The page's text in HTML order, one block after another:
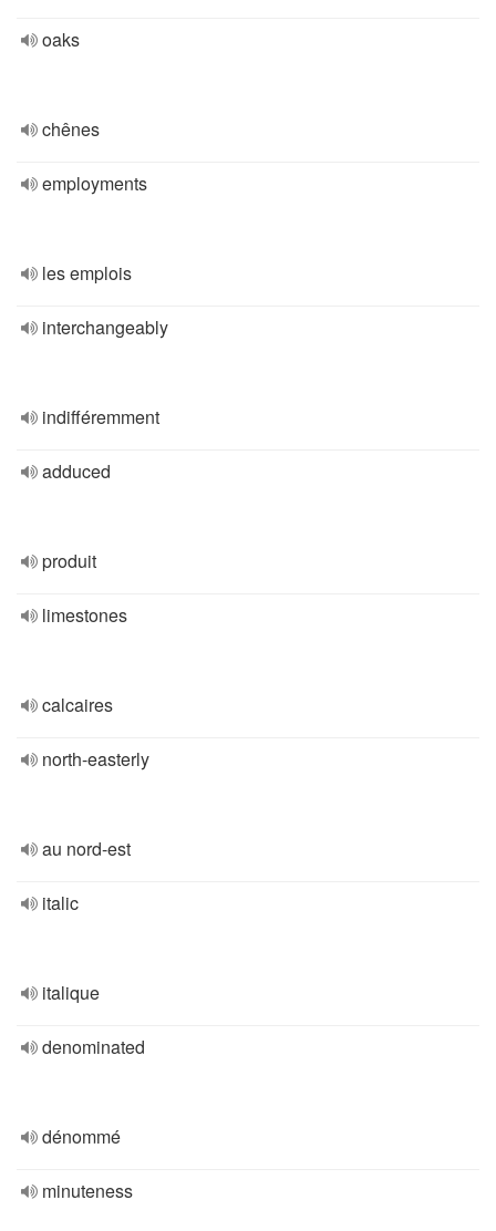
oaks
chênes
employments
les emplois
interchangeably
indifféremment
adduced
produit
limestones
calcaires
north-easterly
au nord-est
italic
italique
denominated
dénommé
minuteness